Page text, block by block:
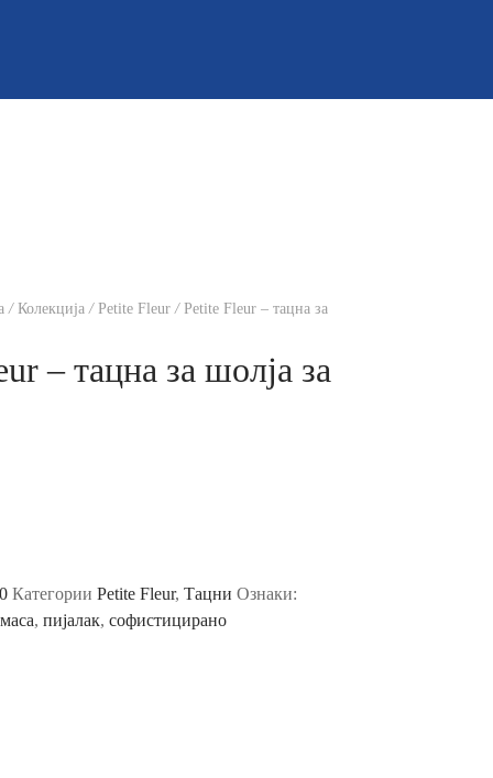
/ Колекција / Petite Fleur /Petite Fleur – тацна за
– тацна за шолја за
Категории Petite Fleur, Тацни Ознаки:
, пијалак, софистицирано